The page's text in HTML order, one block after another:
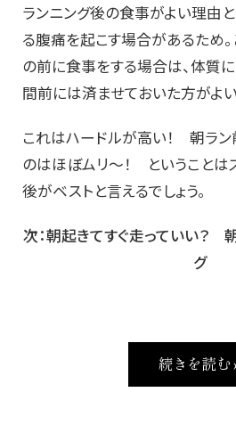
ランニング後の食事がよい理由
る腹痛を起こす場合があるため
の前に食事をする場合は、体質
間前には済ませておいた方がよい
これはハードルが高い！ 朝ラン
のはほぼムリ〜！ ということは
後がベストと言えるでしょう。
次：朝起きてすぐ走っていい？
グ
続きを読む